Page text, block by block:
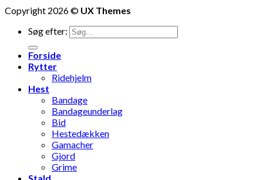
Copyright 2026 © UX Themes
Søg efter:
Forside
Rytter
Ridehjelm
Hest
Bandage
Bandageunderlag
Bid
Hestedækken
Gamacher
Gjord
Grime